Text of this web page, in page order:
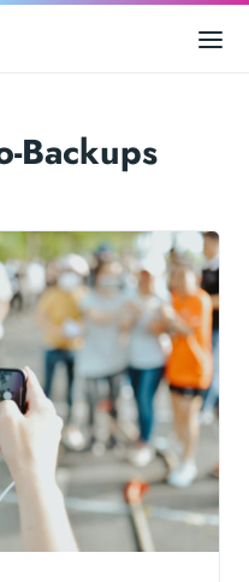
Backups